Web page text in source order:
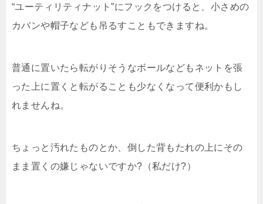
“ユーティリティナット”にフックをつけると、小さめの
カバンや帽子なども吊るすこともできますね。
普通に置いたら転がりそうなボールなどもネットを張
った上に置くと転がることも少なくなって便利かもし
れませんね。
ちょっと汚れたものとか、倒した背もたれの上にその
まま置くの嫌じゃないですか?（私だけ?）